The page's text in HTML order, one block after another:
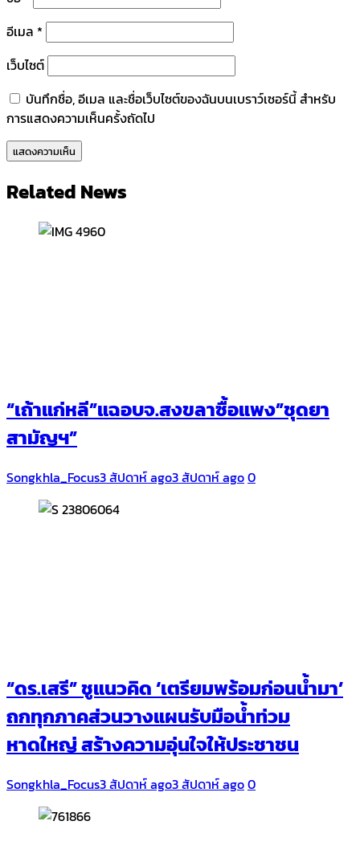
อีเมล *
เว็บไซต์
บันทึกชื่อ, อีเมล และชื่อเว็บไซต์ของฉันบนเบราว์เซอร์นี้ สำหรับ
การแสดงความเห็นครั้งถัดไป
Related News
“เถ้าแก่หลี”แฉอบจ.สงขลาซื้อแพง”ชุดยา
สามัญฯ”
Songkhla_Focus3 สัปดาห์ ago3 สัปดาห์ ago0
“ดร.เสรี” ชูแนวคิด ‘เตรียมพร้อมก่อนน้ำมา’
ถกทุกภาคส่วนวางแผนรับมือน้ำท่วม
หาดใหญ่ สร้างความอุ่นใจให้ประชาชน
Songkhla_Focus3 สัปดาห์ ago3 สัปดาห์ ago0